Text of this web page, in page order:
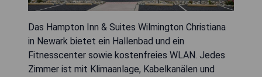
Das Hampton Inn & Suites Wilmington Christiana
in Newark bietet ein Hallenbad und ein
Fitnesscenter sowie kostenfreies WLAN. Jedes
Zimmer ist mit Klimaanlage, Kabelkanälen und